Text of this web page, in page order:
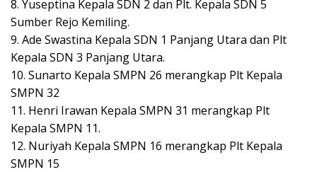
8. Yuseptina Kepala SDN 2 dan Plt. Kepala SDN 5
Sumber Rejo Kemiling.
9. Ade Swastina Kepala SDN 1 Panjang Utara dan Plt
Kepala SDN 3 Panjang Utara.
10. Sunarto Kepala SMPN 26 merangkap Plt Kepala
SMPN 32
11. Henri Irawan Kepala SMPN 31 merangkap Plt
Kepala SMPN 11.
12. Nuriyah Kepala SMPN 16 merangkap Plt Kepala
SMPN 15